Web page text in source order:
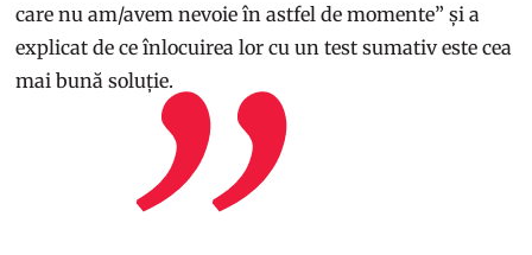
care nu am/avem nevoie în astfel de momente” și a
explicat de ce înlocuirea lor cu un test sumativ este cea
mai bună soluție.